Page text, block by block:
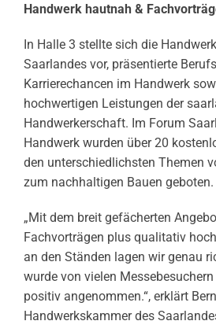
Handwerk hautnah &
In Halle 3 stellte sich die
Saarlandes vor, präsentierte
Karrierechancen im Handwerk
hochwertigen Leistungen der
Handwerkerschaft. Im Forum
Handwerk wurden über 20
den unterschiedlichsten Themen
zum nachhaltigen Bauen geboten.
„Mit dem breit gefächerten
Fachvorträgen plus qualitativ
an den Ständen lagen wir genau
wurde von vielen
positiv angenommen.“, erklärt
Handwerkskammer des